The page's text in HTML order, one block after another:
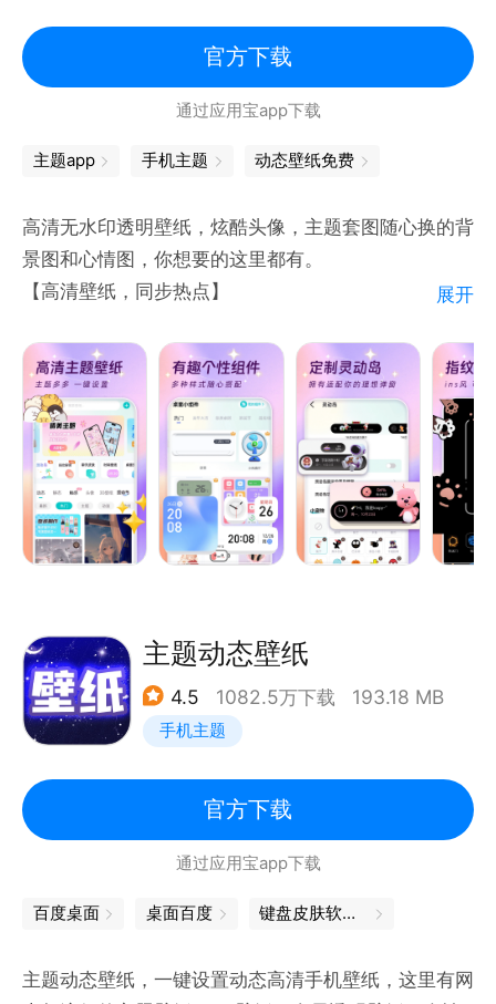
·创建圈子尽情嗨聊——>加入兴趣相投的圈子，跟圈友们
畅所欲言吧！精美礼物送给心仪的她/他，拉近彼此距
纸or视频，装扮你的桌面，还可获得丰厚奖励哦！
超拉风超酷炫动态主题壁纸，高清无水印元气美图，让
你的大屏更时尚更有范儿~
壁纸多多——百万主题桌面壁纸美图，壁纸控的快乐天
地，让你的壁纸锁屏爆好看！
官方下载
通过应用宝app下载
主题app 手机主题 动态壁纸免费
高清无水印透明壁纸，炫酷头像，主题套图随心换的背
景图和心情图，你想要的这里都有。
【高清壁纸，同步热点】
都是精挑细选，每天更新，让你每天都走在时尚前端。
【精美头像，专属定制】
海量高清的头像资源库，定制专属你的个性头像，提供
大量精美的头像，是80后90后00后更换头像的首选。
【主题组件，自由设计】
手机桌面添加音乐语音、炫酷时钟，偶像照片，文字图
片，倒计时，纪念日等等，根据自己的想法自由组合设
巧妙的将手机前置相机挖孔位置利用起来，配合通知消
息，辅之以灵动动画，使其看起来不再单调。
【聊天皮肤，动态透明】
手机没有自带透明壁纸功能也不用愁了，聊天时透明背
主题。
【心情图片，个性诠释】
不管你的心情是快乐还是悲伤的，都能完全找到可以表
达你心情的图片，完美诠释你心情的秘密花园。
内容来源于用户上传，如果您是某项作品的权利人或您
发现某项内容侵犯了您的权利，您可以通过下述邮箱要
展开
主题动态壁纸
4.5 1082.5万下载 193.18 MB
手机主题
官方下载
通过应用宝app下载
百度桌面 桌面百度 键盘皮肤软件下载
主题动态壁纸，一键设置动态高清手机壁纸，这里有网